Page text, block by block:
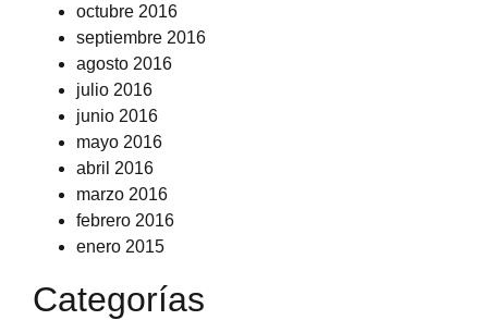
octubre 2016
septiembre 2016
agosto 2016
julio 2016
junio 2016
mayo 2016
abril 2016
marzo 2016
febrero 2016
enero 2015
Categorías